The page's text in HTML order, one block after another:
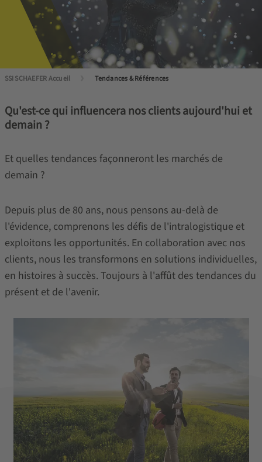
SSI SCHAEFER Accueil Tendances & Références
Qu'est-ce qui influencera nos clients aujourd'hui et
demain ?
Et quelles tendances façonneront les marchés de
demain ?
Depuis plus de 80 ans, nous pensons au-delà de
l'évidence, comprenons les défis de l'intralogistique et
exploitons les opportunités. En collaboration avec nos
clients, nous les transformons en solutions individuelles,
en histoires à succès. Toujours à l'affût des tendances du
présent et de l'avenir.